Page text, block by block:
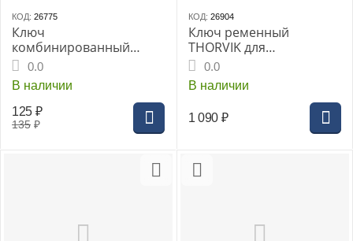
КОД: 26775
Ключ
комбинированный
THORVIK 9мм
CrV(CW00009)
0.0
В наличии
135 ₽
125 ₽
КОД: 26904
Ключ ременный
THORVIK для
непрофилированных
деталей, диапазон до
110 мм, 230 мм
0.0
В наличии
1 090 ₽